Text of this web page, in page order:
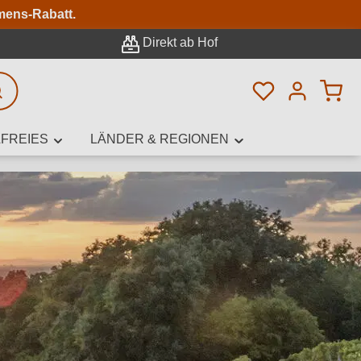
Rabatt.
Direkt ab Hof
Du hast 0
LÄNDER & REGIONEN
Suche